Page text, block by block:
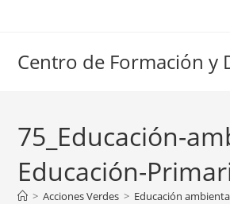
Centro de Formación y
75_Educación-
Educación-
> Acciones Verdes > Educación